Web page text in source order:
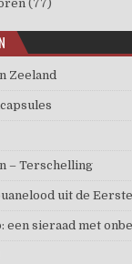
(77)
Zeeland
– Terschelling
uit de
een sieraad met